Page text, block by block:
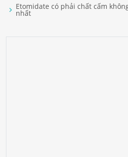
Etomidate có phải chất cấm
nhất